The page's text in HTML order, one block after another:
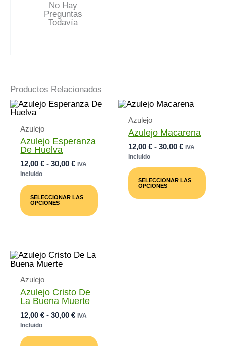
No Hay
Preguntas
Todavía
Productos Relacionados
Azulejo
Azulejo Esperanza
De Huelva
12,00€ - 30,00€Rango
Desde
12,00 €
Hasta
IVA
Incluido
SELECCIONAR LAS
OPCIONES
Producto
Múltiples
Azulejo
Azulejo Macarena
12,00€ - 30,00€Rango
Desde
12,00 €
Hasta
IVA
Incluido
SELECCIONAR LAS
OPCIONES
Azulejo
Azulejo Cristo De
La Buena Muerte
12,00€ - 30,00€Rango
Desde
IVA
Incluido